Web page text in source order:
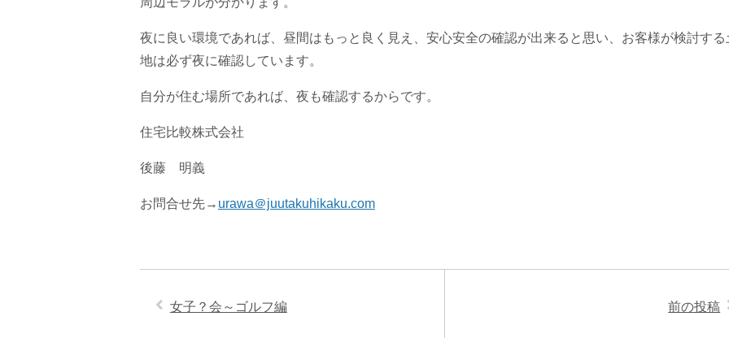
夜に良い環境であれば、昼間はもっと良く見え、安心安全の確認が出来ると思い、お客様が検討する
地は必ず夜に確認しています。
自分が住む場所であれば、夜も確認するからです。
住宅比較株式会社
後藤 明義
お問合せ先→ urawa＠juutakuhikaku.com
女子？会～ゴルフ編 前の投稿